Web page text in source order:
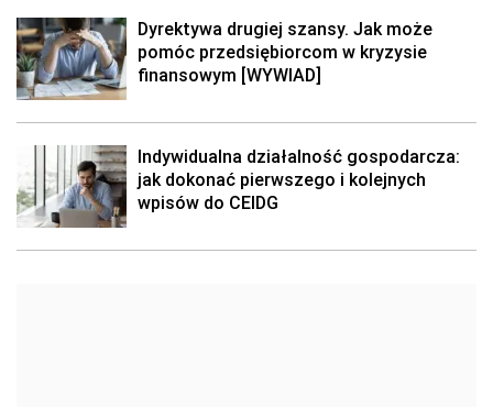
Dyrektywa drugiej szansy. Jak może
pomóc przedsiębiorcom w kryzysie
finansowym [WYWIAD]
Indywidualna działalność gospodarcza:
jak dokonać pierwszego i kolejnych
wpisów do CEIDG